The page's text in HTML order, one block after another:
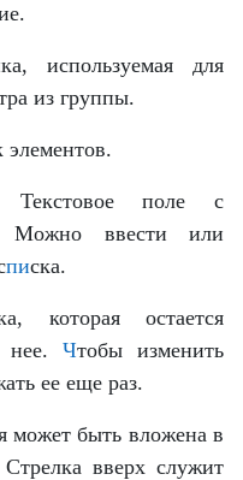
используемая для
из группы.
элементов.
поле с
Можно ввести или
писка.
которая остается
нее. Чтобы изменить
ее еще раз.
может быть вложена в
вверх служит